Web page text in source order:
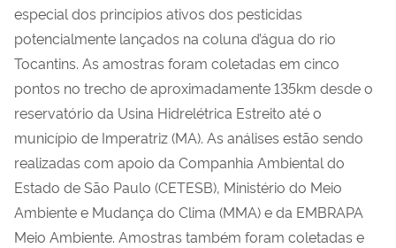
especial dos princípios ativos dos pesticidas
potencialmente lançados na coluna d’água do rio
Tocantins. As amostras foram coletadas em cinco
pontos no trecho de aproximadamente 135km desde o
reservatório da Usina Hidrelétrica Estreito até o
município de Imperatriz (MA). As análises estão sendo
realizadas com apoio da Companhia Ambiental do
Estado de São Paulo (CETESB), Ministério do Meio
Ambiente e Mudança do Clima (MMA) e da EMBRAPA
Meio Ambiente. Amostras também foram coletadas e